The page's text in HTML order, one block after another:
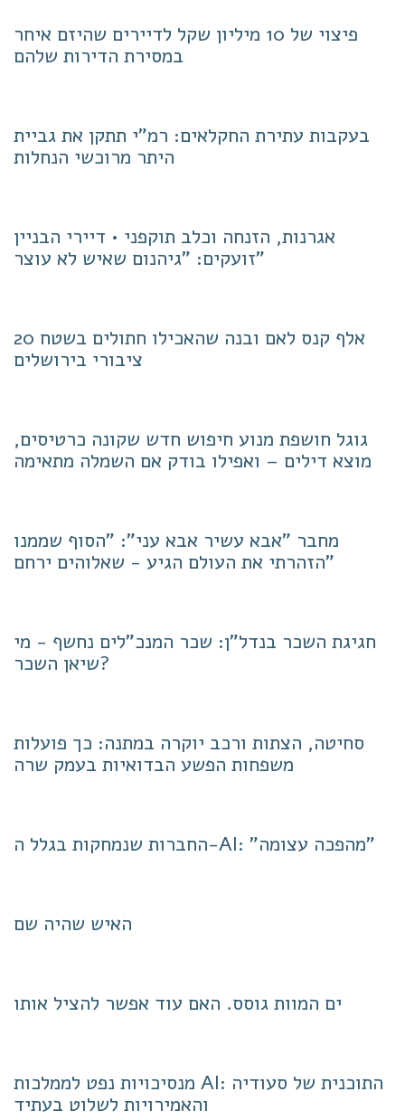
פיצוי של 10 מיליון שקל לדיירים שהיזם איחר
במסירת הדירות שלהם
בעקבות עתירת החקלאים: רמ"י תתקן את גביית
היתר מרוכשי הנחלות
אגרנות, הזנחה וכלב תוקפני • דיירי הבניין
זועקים: "גיהנום שאיש לא עוצר"
20 אלף קנס לאם ובנה שהאכילו חתולים בשטח
ציבורי בירושלים
גוגל חושפת מנוע חיפוש חדש שקונה כרטיסים,
מוצא דילים – ואפילו בודק אם השמלה מתאימה
מחבר "אבא עשיר אבא עני": "הסוף שממנו
הזהרתי את העולם הגיע - שאלוהים ירחם"
חגיגת השכר בנדל"ן: שכר המנכ"לים נחשף - מי
שיאן השכר?
סחיטה, הצתות ורכב יוקרה במתנה: כך פועלות
משפחות הפשע הבדואיות בעמק שרה
החברות שנמחקות בגלל ה-AI: "מהפכה עצומה"
האיש שהיה שם
ים המוות גוסס. האם עוד אפשר להציל אותו
מנסיכויות נפט לממלכות AI: התוכנית של סעודיה
והאמירויות לשלוט בעתיד